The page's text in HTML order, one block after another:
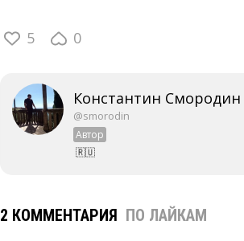
5 0
Константин Смородин
@smorodin
Автор
🇷🇺
2 КОММЕНТАРИЯ ПО ЛАЙКАМ